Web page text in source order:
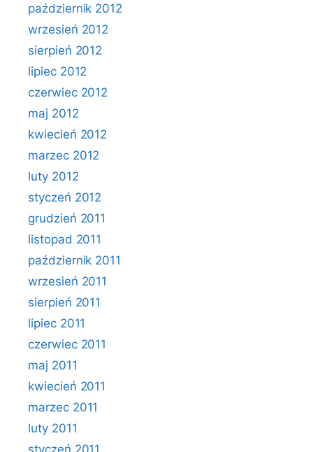
październik 2012
wrzesień 2012
sierpień 2012
lipiec 2012
czerwiec 2012
maj 2012
kwiecień 2012
marzec 2012
luty 2012
styczeń 2012
grudzień 2011
listopad 2011
październik 2011
wrzesień 2011
sierpień 2011
lipiec 2011
czerwiec 2011
maj 2011
kwiecień 2011
marzec 2011
luty 2011
styczeń 2011